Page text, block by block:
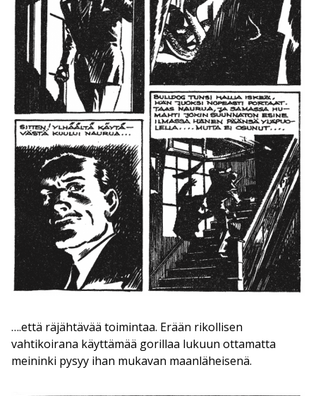
….että räjähtävää toimintaa. Erään rikollisen
vahtikoirana käyttämää gorillaa lukuun ottamatta
meininki pysyy ihan mukavan maanläheisenä.